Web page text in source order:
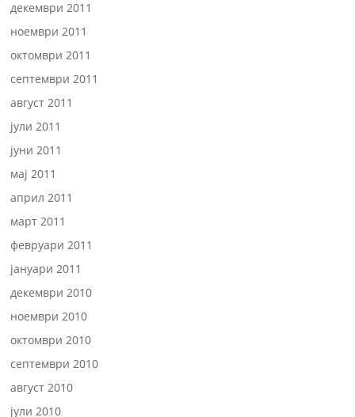
декември 2011
ноември 2011
октомври 2011
септември 2011
август 2011
јули 2011
јуни 2011
мај 2011
април 2011
март 2011
февруари 2011
јануари 2011
декември 2010
ноември 2010
октомври 2010
септември 2010
август 2010
јули 2010